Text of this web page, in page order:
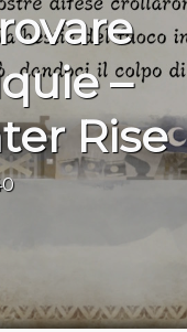
–
Rise